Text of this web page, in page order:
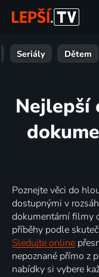
Seriály Dětem
Nejlepší
Poznejte věci do
dostupnými v
dokumentární filmy
příběhy podle
Sledujte online
nepoznané přímo z
nabídky si vybere